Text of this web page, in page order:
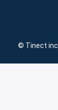
© Tinect inc.